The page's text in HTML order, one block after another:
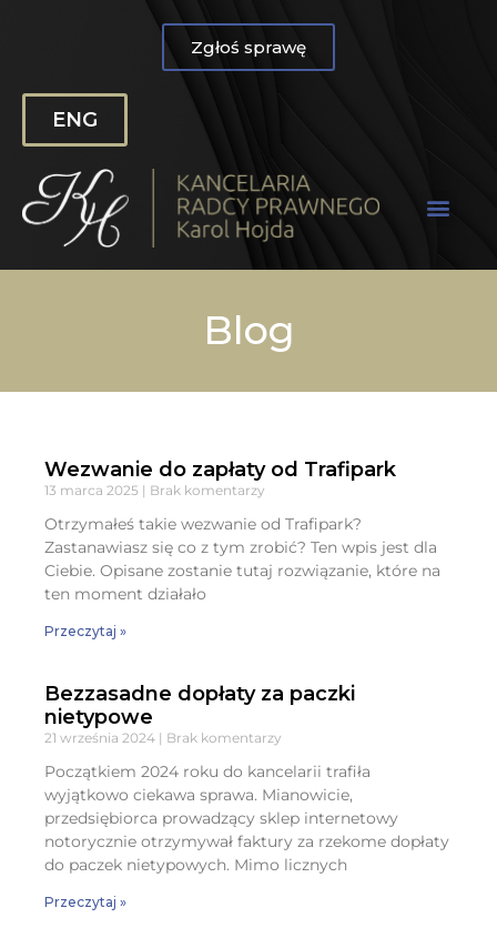
Zgłoś sprawę
ENG
Blog
Wezwanie do zapłaty od Trafipark
13 marca 2025 Brak komentarzy
Otrzymałeś takie wezwanie od Trafipark?
Zastanawiasz się co z tym zrobić? Ten wpis jest dla
Ciebie. Opisane zostanie tutaj rozwiązanie, które na
ten moment działało
Przeczytaj »
Bezzasadne dopłaty za paczki
nietypowe
21 września 2024 Brak komentarzy
Początkiem 2024 roku do kancelarii trafiła
wyjątkowo ciekawa sprawa. Mianowicie,
przedsiębiorca prowadzący sklep internetowy
notorycznie otrzymywał faktury za rzekome dopłaty
do paczek nietypowych. Mimo licznych
Przeczytaj »